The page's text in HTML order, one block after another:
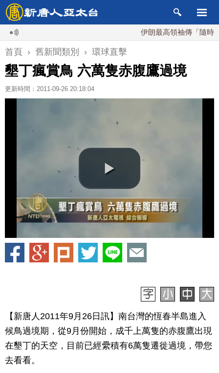
伊朗最高領袖傳「隨時死
首頁 › 舊新聞類別 › 環球直擊
墾丁瘋賞鳥 六萬隻赤腹鷹過境
更新時間：2011-09-26 20:18:04
【新唐人2011年9月26日訊】南台灣的恆春半島進入
候鳥過境期，從9月份開始，成千上萬隻的赤腹鷹出現
在墾丁的天空，目前已經纍積有6萬隻遷徙過境，帶您
去看看。